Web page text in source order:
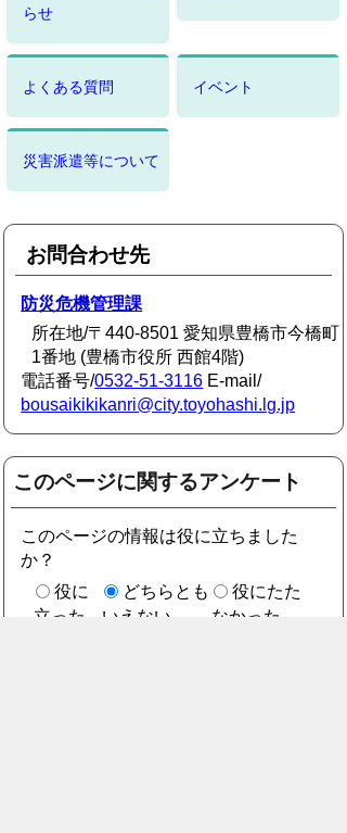
らせ
よくある質問 イベント
災害派遣等について
お問合わせ先
防災危機管理課
所在地/〒440-8501 愛知県豊橋市今橋町
1番地 (豊橋市役所 西館4階)
電話番号/0532-51-3116 E-mail/
bousaikikikanri@city.toyohashi.lg.jp
このページに関するアンケート
このページの情報は役に立ちました
か？
役に
立った
どちらとも
いえない
役にたた
なかった